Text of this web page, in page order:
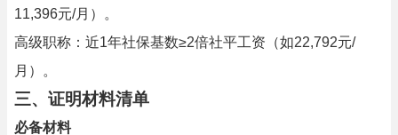
11,396元/月）。
高级职称：近1年社保基数≥2倍社平工资（如22,792元/
月）。
三、证明材料清单
必备材料